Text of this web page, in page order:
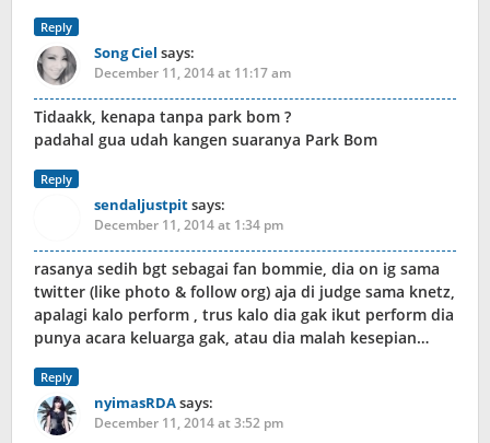
Reply
Song Ciel says:
December 11, 2014 at 11:17 am
Tidaakk, kenapa tanpa park bom ?
padahal gua udah kangen suaranya Park Bom
Reply
sendaljustpitsays:
December 11, 2014 at 1:34 pm
rasanya sedih bgt sebagai fan bommie, dia on ig sama
twitter (like photo & follow org) aja di judge sama knetz,
apalagi kalo perform , trus kalo dia gak ikut perform dia
punya acara keluarga gak, atau dia malah kesepian…
Reply
nyimasRDAsays:
December 11, 2014 at 3:52 pm